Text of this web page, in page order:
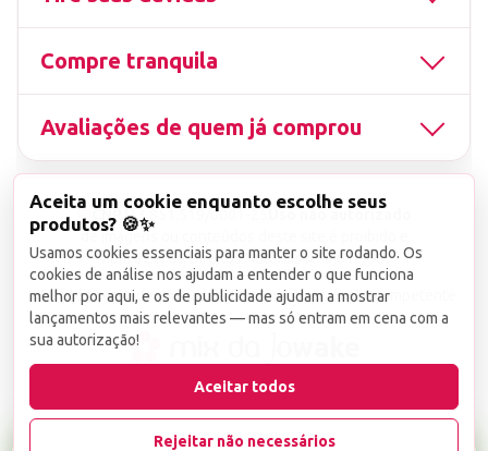
Compre tranquila
Avaliações de quem já comprou
▤ CNPJ13.851.519/0001-25
de imagens ou conteúdos deste site é proibido e
viola a Lei de Direitos Autorais nº 9.610/98.
Infrações serão denunciadas diretamente ao órgão competente.
Aceita um cookie enquanto escolhe seus
produtos? 🍪✨
Usamos cookies essenciais para manter o site rodando. Os
cookies de análise nos ajudam a entender o que funciona
melhor por aqui, e os de publicidade ajudam a mostrar
lançamentos mais relevantes — mas só entram em cena com a
sua autorização!
Aceitar todos
Rejeitar não necessários